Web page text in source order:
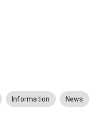
Information News